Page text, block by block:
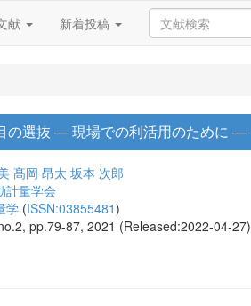
献 新着投稿
の選抜 — 現場での利活用のために —
髙岡 昂太 坂本 次郎
計量学会
学 (ISSN:03855481)
pp.79-87, 2021 (Released:2022-04-27)